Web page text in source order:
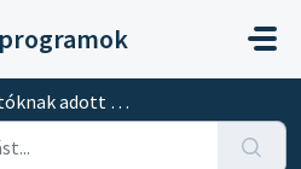
könyvelése – Könyvelő program